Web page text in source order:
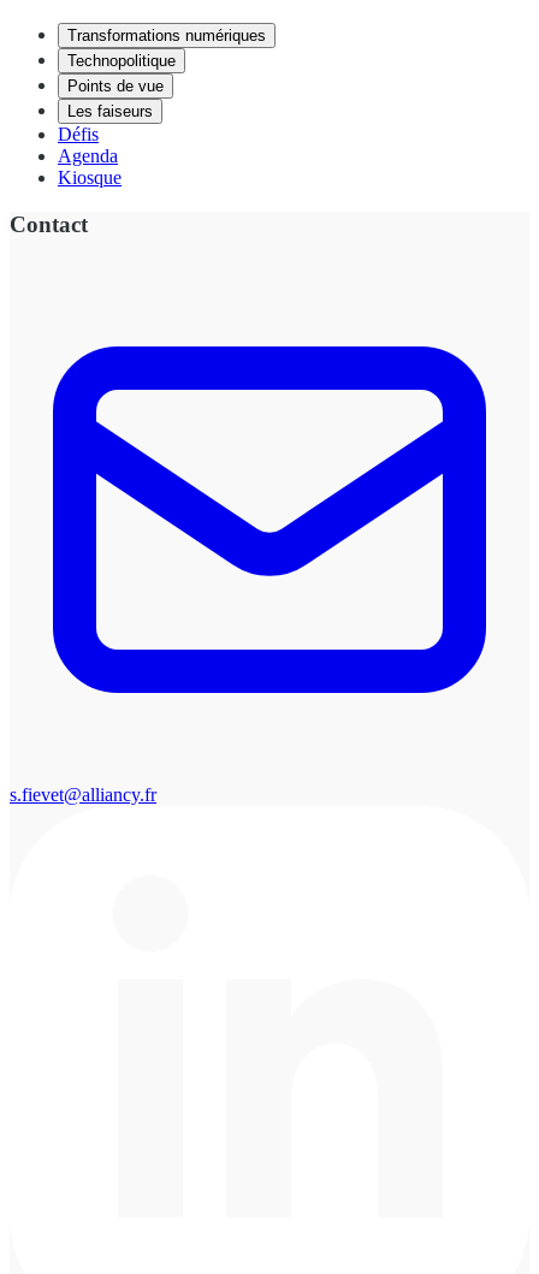
Transformations numériques
Technopolitique
Points de vue
Les faiseurs
Défis
Agenda
Kiosque
Contact
s.fievet@alliancy.fr